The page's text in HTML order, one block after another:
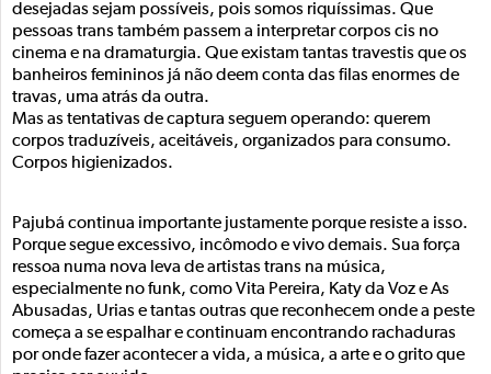
desejadas sejam possíveis, pois somos riquíssimas. Que
pessoas trans também passem a interpretar corpos cis no
cinema e na dramaturgia. Que existam tantas travestis que os
banheiros femininos já não deem conta das filas enormes de
travas, uma atrás da outra.
Mas as tentativas de captura seguem operando: querem
corpos traduzíveis, aceitáveis, organizados para consumo.
Corpos higienizados.
Pajubá continua importante justamente porque resiste a isso.
Porque segue excessivo, incômodo e vivo demais. Sua força
ressoa numa nova leva de artistas trans na música,
especialmente no funk, como Vita Pereira, Katy da Voz e As
Abusadas, Urias e tantas outras que reconhecem onde a peste
começa a se espalhar e continuam encontrando rachaduras
por onde fazer acontecer a vida, a música, a arte e o grito que